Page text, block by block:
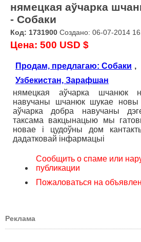
нямецкая аўчарка
- Собаки
Код: 1731900 Создано: 06-07-2014
Цена: 500 USD $
Продам, предлагаю: Собаки ,
Узбекистан, Зарафшан
нямецкая аўчарка шчанюк
навучаны шчанюк шукае
аўчарка добра навучаны
таксама вакцынацыю мы
новае і цудоўны дом
дадатковай інфармацыі
Сообщить о спаме или
публикации
Пожаловаться на
Реклама